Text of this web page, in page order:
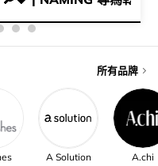
所有品牌
A Solution A.chi